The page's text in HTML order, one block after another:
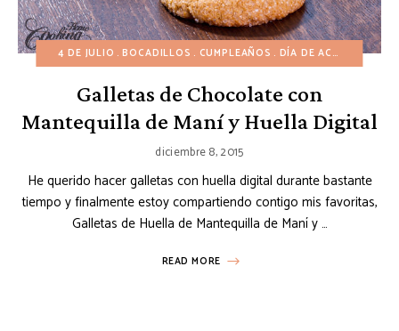
4 DE JULIO BOCADILLOS CUMPLEAÑOS DÍA DE ACCIÓN DE GRACIAS
Galletas de Chocolate con
Mantequilla de Maní y Huella Digital
diciembre 8, 2015
He querido hacer galletas con huella digital durante bastante
tiempo y finalmente estoy compartiendo contigo mis favoritas,
Galletas de Huella de Mantequilla de Maní y …
READ MORE